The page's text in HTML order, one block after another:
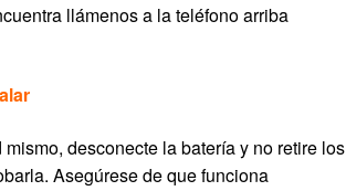
llámenos a la teléfono arriba
desconecte la batería y no retire los
Asegúrese de que funciona